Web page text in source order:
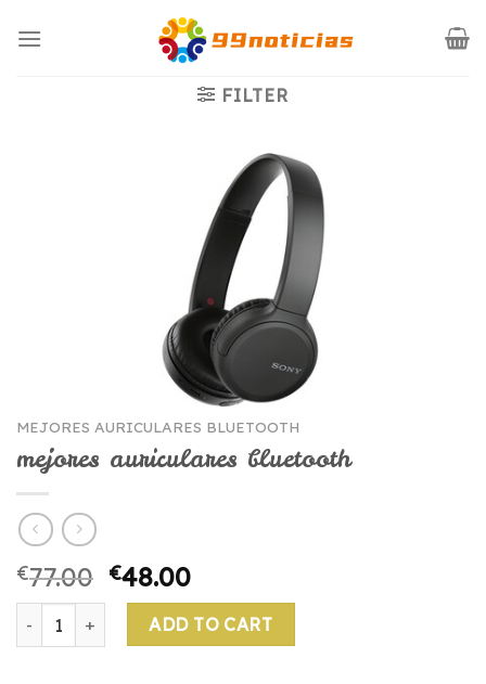
FILTER
MEJORES AURICULARES BLUETOOTH
mejores auriculares bluetooth
€77.00 €48.00
mejores auriculares bluetooth quantity
ADD TO CART